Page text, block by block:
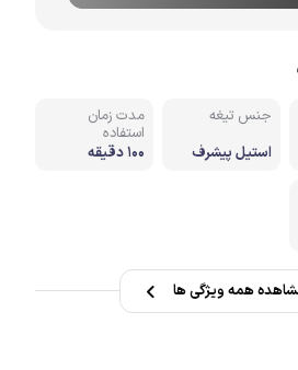
جنس تیغه
استیل پیشرف
مدت زمان
استفاده
100 دقیقه
همه ویژگی ها